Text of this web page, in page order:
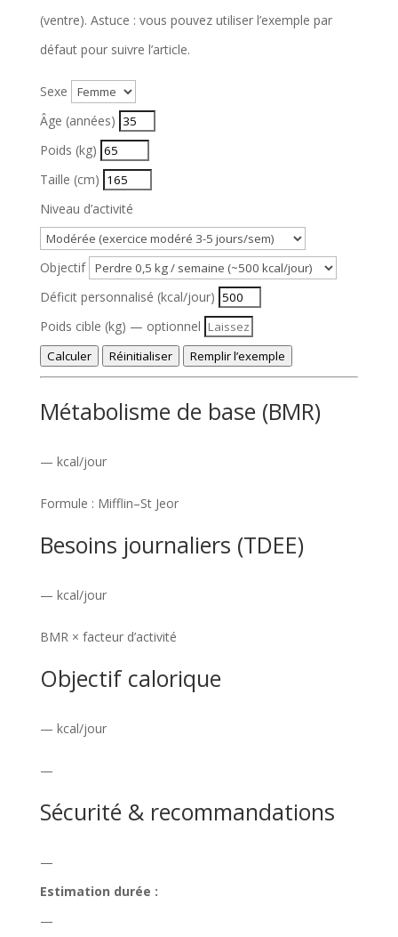
(ventre). Astuce : vous pouvez utiliser l’exemple par
défaut pour suivre l’article.
Sexe
Âge (années)
E
n
t
e
z
v
t
g
n
e
Poids (kg)
E
n
r
e
z
o
p
n
i
g
Taille (cm)
E
t
r
e
v
o
e
e
n
n
Niveau d’activité
Objectif
Déficit personnalisé (kcal/jour)
Poids cible (kg) — optionnel
Calculer Réinitialiser Remplir l’exemple
Métabolisme de base (BMR)
— kcal/jour
Formule : Mifflin–St Jeor
Besoins journaliers (TDEE)
— kcal/jour
BMR × facteur d’activité
Objectif calorique
— kcal/jour
—
Sécurité & recommandations
—
Estimation durée :
—